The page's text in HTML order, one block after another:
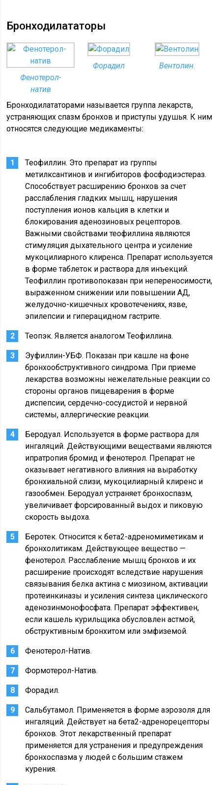
Бронходилататоры
Фенотерол-
натив
Форадил Вентолин.
Бронходилататорами называется группа лекарств,
устраняющих спазм бронхов и приступы удушья. К ним
относятся следующие медикаменты:
Теофиллин. Это препарат из группы
метилксантинов и ингибиторов фосфодиэстераз.
Способствует расширению бронхов за счет
расслабления гладких мышц, нарушения
поступления ионов кальция в клетки и
блокирования аденозиновых рецепторов.
Важными свойствами теофиллина являются
стимуляция дыхательного центра и усиление
мукоцилиарного клиренса. Препарат используется
в форме таблеток и раствора для инъекций.
Теофиллин противопоказан при непереносимости,
выраженном снижении или повышении АД,
желудочно-кишечных кровотечениях, язве,
эпилепсии и гиперацидном гастрите.
Теопэк. Является аналогом Теофиллина.
Эуфиллин-УБФ. Показан при кашле на фоне
бронхообструктивного синдрома. При приеме
лекарства возможны нежелательные реакции со
стороны органов пищеварения в форме
диспепсии, сердечно-сосудистой и нервной
системы, аллергические реакции.
Беродуал. Используется в форме раствора для
ингаляций. Действующими веществами являются
ипратропия бромид и фенотерол. Препарат не
оказывает негативного влияния на выработку
бронхиальной слизи, мукоцилиарный клиренс и
газообмен. Беродуал устраняет бронхоспазм,
увеличивает форсированный выдох и пиковую
скорость выдоха.
Беротек. Относится к бета2-адреномиметикам и
бронхолитикам. Действующее вещество —
фенотерол. Расслабление мышц бронхов и их
расширение происходят вследствие нарушения
связывания белка актина с миозином, активации
протеинкиназы и усиления синтеза циклического
аденозинмонофосфата. Препарат эффективен,
если кашель курильщика обусловлен астмой,
обструктивным бронхитом или эмфиземой.
Фенотерол-Натив.
Формотерол-Натив.
Форадил.
Сальбутамол. Применяется в форме аэрозоля для
ингаляций. Действует на бета2-адренорецепторы
бронхов. Этот лекарственный препарат
применяется для устранения и предупреждения
бронхоспазма у людей с большим стажем
курения.